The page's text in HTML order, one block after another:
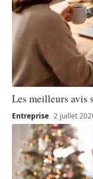
Les meilleurs avis
Entreprise 2 juillet